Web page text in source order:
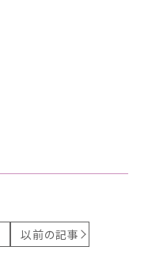
以前の記事